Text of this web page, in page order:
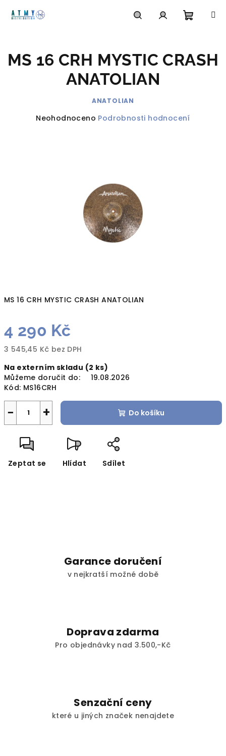
košík
MS 16 CRH MYSTIC CRASH ANATOLIAN
4 290 Kč
3 545,45 Kč bez DPH
cena:
Na externím skladu (2 ks)
Můžeme doručit do:
19.08.2026
Kód: MS16CRH
+
− Do košíku
Zeptat se Hlídat Sdílet
MS 16 CRH MYSTIC CRASH
ANATOLIAN
ANATOLIAN
Průměrné
Neohodnoceno Podrobnosti hodnocení
Garance doručení
v nejkratší možné době
Doprava zdarma
Pro objednávky nad 3.500,-Kč
Senzační ceny
které u jiných značek nenajdete